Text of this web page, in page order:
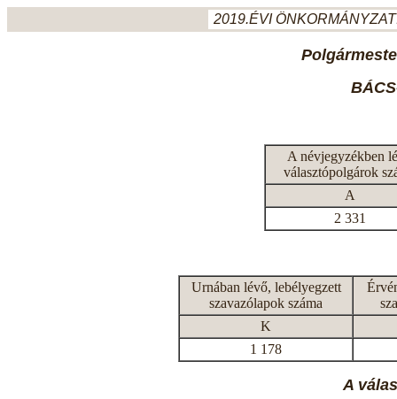
2019.ÉVI
A névjegyzékben
választópolgárok
A
2 331
Urnában lévő, lebélyegzett
szavazólapok száma
K
1 178
A